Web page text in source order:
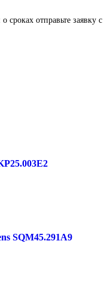
панели
артикулу и
о сроках